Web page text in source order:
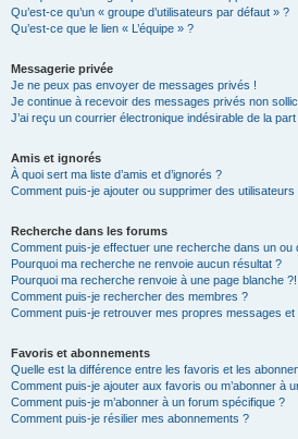
Qu’est-ce qu’un « groupe d’utilisateurs par défaut » ?
Qu’est-ce que le lien « L’équipe » ?
Messagerie privée
Je ne peux pas envoyer de messages privés !
Je continue à recevoir des messages privés non
J’ai reçu un courrier électronique indésirable de la
Amis et ignorés
À quoi sert ma liste d’amis et d’ignorés ?
Comment puis-je ajouter ou supprimer des utilisateurs
Recherche dans les forums
Comment puis-je effectuer une recherche dans un ou
Pourquoi ma recherche ne renvoie aucun résultat ?
Pourquoi ma recherche renvoie à une page blanche ?!
Comment puis-je rechercher des membres ?
Comment puis-je retrouver mes propres messages et
Favoris et abonnements
Quelle est la différence entre les favoris et les
Comment puis-je ajouter aux favoris ou m’abonner à
Comment puis-je m’abonner à un forum spécifique ?
Comment puis-je résilier mes abonnements ?